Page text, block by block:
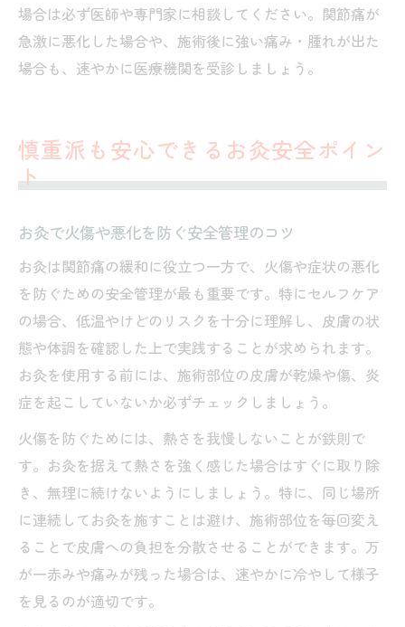
場合は必ず医師や専門家に相談してください。関節痛が
急激に悪化した場合や、施術後に強い痛み・腫れが出た
場合も、速やかに医療機関を受診しましょう。
慎重派も安心できるお灸安全ポイン
ト
お灸で火傷や悪化を防ぐ安全管理のコツ
お灸は関節痛の緩和に役立つ一方で、火傷や症状の悪化
を防ぐための安全管理が最も重要です。特にセルフケア
の場合、低温やけどのリスクを十分に理解し、皮膚の状
態や体調を確認した上で実践することが求められます。
お灸を使用する前には、施術部位の皮膚が乾燥や傷、炎
症を起こしていないか必ずチェックしましょう。
火傷を防ぐためには、熱さを我慢しないことが鉄則で
す。お灸を据えて熱さを強く感じた場合はすぐに取り除
き、無理に続けないようにしましょう。特に、同じ場所
に連続してお灸を施すことは避け、施術部位を毎回変え
ることで皮膚への負担を分散させることができます。万
が一赤みや痛みが残った場合は、速やかに冷やして様子
を見るのが適切です。